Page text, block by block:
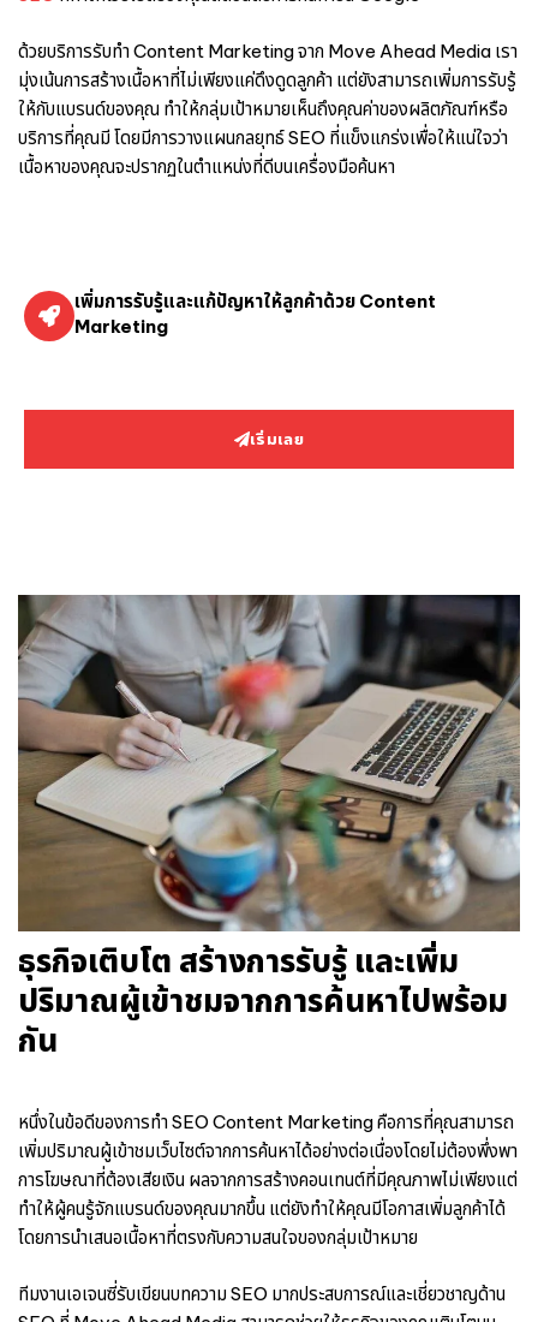
ด้วยบริการรับทำ Content Marketing จาก Move Ahead Media เรา
มุ่งเน้นการสร้างเนื้อหาที่ไม่เพียงแค่ดึงดูดลูกค้า แต่ยังสามารถเพิ่มการรับรู้
ให้กับแบรนด์ของคุณ ทำให้กลุ่มเป้าหมายเห็นถึงคุณค่าของผลิตภัณฑ์หรือ
บริการที่คุณมี โดยมีการวางแผนกลยุทธ์ SEO ที่แข็งแกร่งเพื่อให้แน่ใจว่า
เนื้อหาของคุณจะปรากฏในตำแหน่งที่ดีบนเครื่องมือค้นหา
เพิ่มการรับรู้และแก้ปัญหาให้ลูกค้าด้วย Content
Marketing
เริ่มเลย
ธุรกิจเติบโต สร้างการรับรู้ และเพิ่ม
ปริมาณผู้เข้าชมจากการค้นหาไปพร้อม
กัน
หนึ่งในข้อดีของการทำ SEO Content Marketing คือการที่คุณสามารถ
เพิ่มปริมาณผู้เข้าชมเว็บไซต์จากการค้นหาได้อย่างต่อเนื่องโดยไม่ต้องพึ่งพา
การโฆษณาที่ต้องเสียเงิน ผลจากการสร้างคอนเทนต์ที่มีคุณภาพไม่เพียงแต่
ทำให้ผู้คนรู้จักแบรนด์ของคุณมากขึ้น แต่ยังทำให้คุณมีโอกาสเพิ่มลูกค้าได้
โดยการนำเสนอเนื้อหาที่ตรงกับความสนใจของกลุ่มเป้าหมาย
ทีมงานเอเจนซี่รับเขียนบทความ SEO มากประสบการณ์และเชี่ยวชาญด้าน